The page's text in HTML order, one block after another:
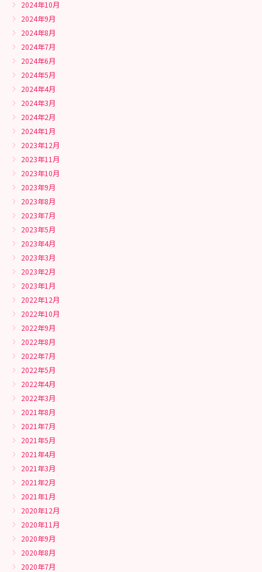
2024年10月
2024年9月
2024年8月
2024年7月
2024年6月
2024年5月
2024年4月
2024年3月
2024年2月
2024年1月
2023年12月
2023年11月
2023年10月
2023年9月
2023年8月
2023年7月
2023年5月
2023年4月
2023年3月
2023年2月
2023年1月
2022年12月
2022年10月
2022年9月
2022年8月
2022年7月
2022年5月
2022年4月
2022年3月
2021年8月
2021年7月
2021年5月
2021年4月
2021年3月
2021年2月
2021年1月
2020年12月
2020年11月
2020年9月
2020年8月
2020年7月